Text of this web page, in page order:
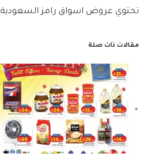
تحتوي عروض اسواق رامز
مقالات ذات صلة